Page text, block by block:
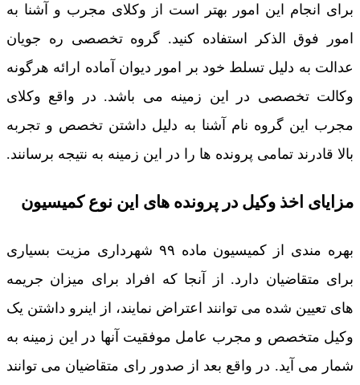
برای انجام این امور بهتر است از وکلای مجرب و آشنا به
امور فوق الذکر استفاده کنید. گروه تخصصی ره جویان
عدالت به دلیل تسلط خود بر امور دیوان آماده ارائه هرگونه
وکالت تخصصی در این زمینه می باشد. در واقع وکلای
مجرب این گروه نام آشنا به دلیل داشتن تخصص و تجربه
بالا قادرند تمامی پرونده ها را در این زمینه به نتیجه برسانند.
مزایای اخذ وکیل در پرونده های این نوع کمیسیون
بهره مندی از کمیسیون ماده ۹۹ شهرداری مزیت بسیاری
برای متقاضیان دارد. از آنجا که افراد برای میزان جریمه
های تعیین شده می توانند اعتراض نمایند، از اینرو داشتن یک
وکیل متخصص و مجرب عامل موفقیت آنها در این زمینه به
شمار می آید. در واقع بعد از صدور رای متقاضیان می توانند